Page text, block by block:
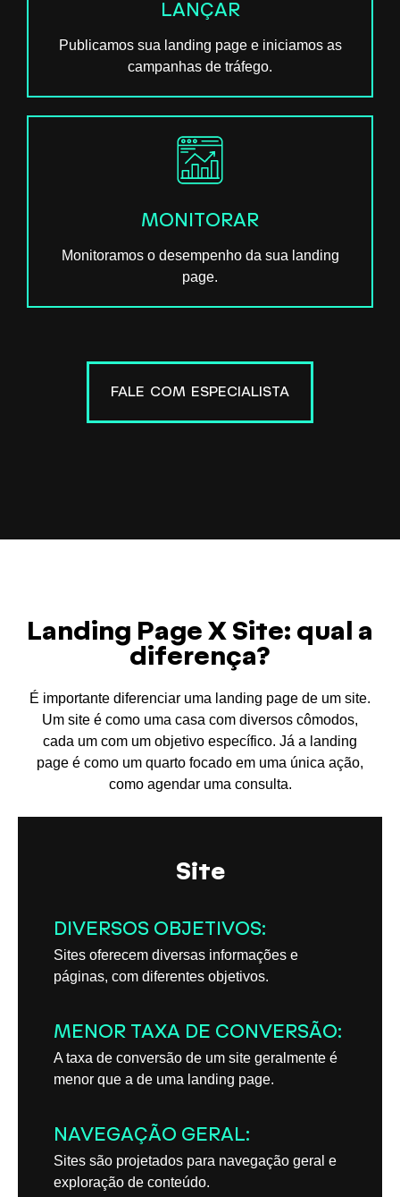
LANÇAR
Publicamos sua landing page e iniciamos as
campanhas de tráfego.
MONITORAR
Monitoramos o desempenho da sua landing
page.
FALE COM ESPECIALISTA
Landing Page X Site: qual a
diferença?
É importante diferenciar uma landing page de um site.
Um site é como uma casa com diversos cômodos,
cada um com um objetivo específico. Já a landing
page é como um quarto focado em uma única ação,
como agendar uma consulta.
Site
DIVERSOS OBJETIVOS:
Sites oferecem diversas informações e
páginas, com diferentes objetivos.
MENOR TAXA DE CONVERSÃO:
A taxa de conversão de um site geralmente é
menor que a de uma landing page.
NAVEGAÇÃO GERAL:
Sites são projetados para navegação geral e
exploração de conteúdo.